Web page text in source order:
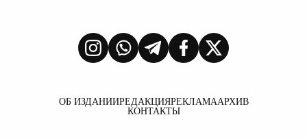
ОБ ИЗДАНИИРЕДАКЦИЯРЕКЛАМААРХИВ
КОНТАКТЫ